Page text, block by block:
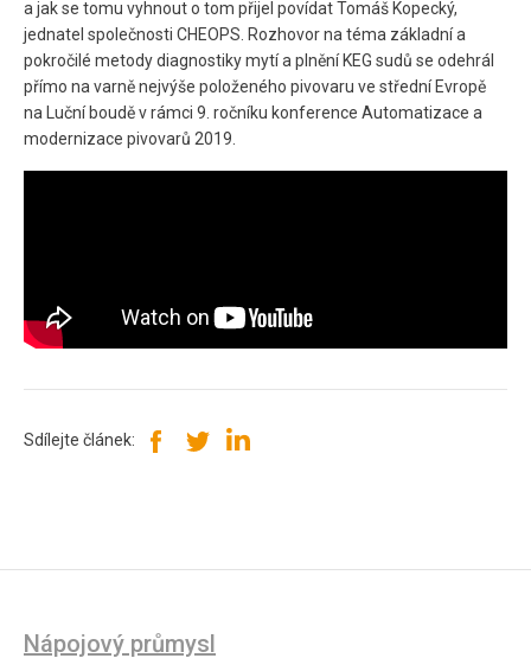
a jak se tomu vyhnout o tom přijel povídat Tomáš Kopecký,
jednatel společnosti CHEOPS. Rozhovor na téma základní a
pokročilé metody diagnostiky mytí a plnění KEG sudů se odehrál
přímo na varně nejvýše položeného pivovaru ve střední Evropě
na Luční boudě v rámci 9. ročníku konference Automatizace a
modernizace pivovarů 2019.
Sdílejte článek:
Nápojový průmysl